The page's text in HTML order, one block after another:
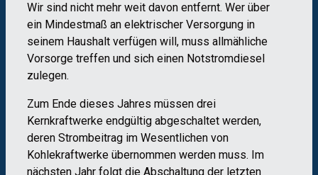
Wir sind nicht mehr weit davon entfernt. Wer über
ein Mindestmaß an elektrischer Versorgung in
seinem Haushalt verfügen will, muss allmähliche
Vorsorge treffen und sich einen Notstromdiesel
zulegen.
Zum Ende dieses Jahres müssen drei
Kernkraftwerke endgültig abgeschaltet werden,
deren Strombeitrag im Wesentlichen von
Kohlekraftwerke übernommen werden muss. Im
nächsten Jahr folgt die Abschaltung der letzten